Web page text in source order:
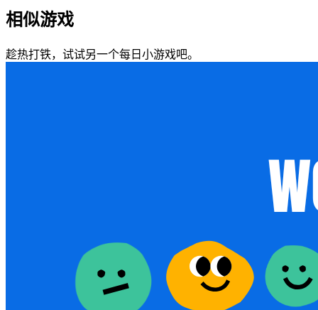
相似游戏
趁热打铁，试试另一个每日小游戏吧。